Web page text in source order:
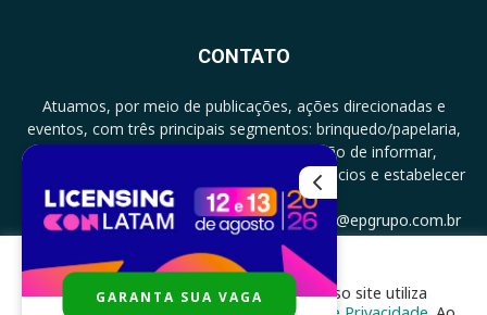
CONTATO
Atuamos, por meio de publicações, ações direcionadas e
eventos, com três principais segmentos: brinquedo/papelaria,
licenciamento e zero a três com a missão de informar,
documentar, proporcionar encontro de negócios e estabelecer
parcerias.
CONTATO: +5511994513097 - atendimento@epgrupo.com.br
SIGA-NOS
Para melhor experiência e navegação, nosso site utiliza
GARANTA SUA VAGA